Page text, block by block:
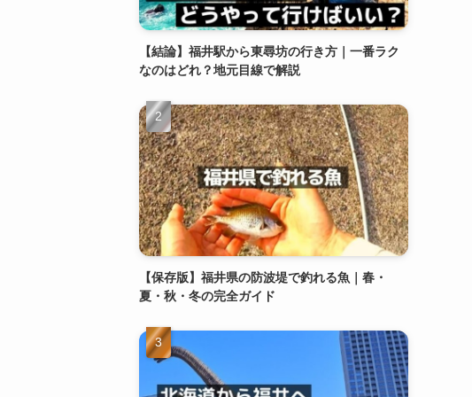
【結論】福井駅から東尋坊の行き方｜一番ラク
なのはどれ？地元目線で解説
【保存版】福井県の防波堤で釣れる魚｜春・
夏・秋・冬の完全ガイド